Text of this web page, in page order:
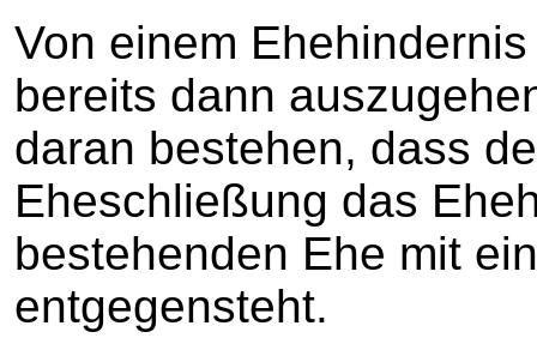
Von einem
bereits dann
daran bestehen, dass
Eheschließung das
bestehenden Ehe mit
entgegensteht.